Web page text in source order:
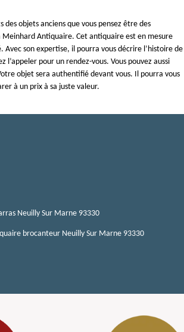
des objets anciens que vous pensez être des
Meinhard Antiquaire. Cet antiquaire est en mesure
son expertise, il pourra vous décrire l’histoire de
l’appeler pour un rendez-vous. Vous pouvez aussi
objet sera authentifié devant vous. Il pourra vous
à un prix à sa juste valeur.
Neuilly Sur Marne 93330
brocanteur Neuilly Sur Marne 93330